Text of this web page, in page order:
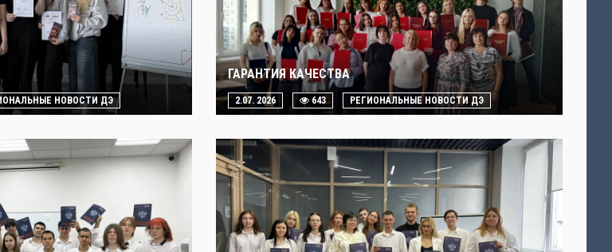
НОВОСТИ ДЭ
ГАРАНТИЯ КАЧЕСТВА
2.07. 2026 643 РЕГИОНАЛЬНЫЕ НОВОСТИ ДЭ